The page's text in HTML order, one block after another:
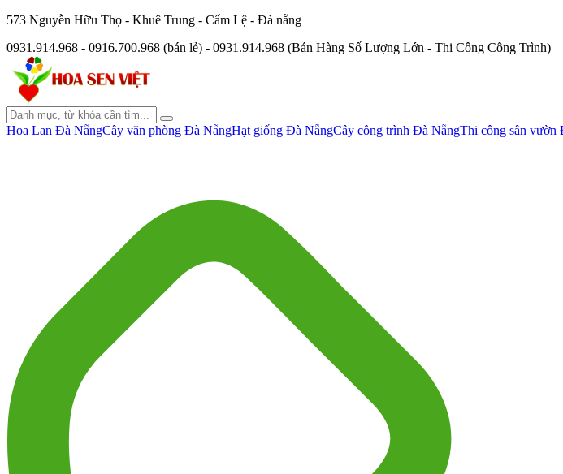
573 Nguyễn Hữu Thọ - Khuê Trung - Cẩm Lệ - Đà nẵng
0931.914.968 - 0916.700.968 (bán lẻ) - 0931.914.968 (Bán Hàng Số Lượng Lớn - Thi Công Công Trình)
Hoa Lan Đà NẵngCây văn phòng Đà NẵngHạt giống Đà NẵngCây công trình Đà NẵngThi công sân vườn